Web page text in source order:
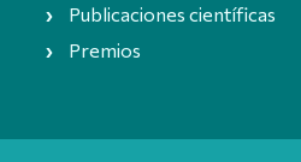
Publicaciones científicas
Premios